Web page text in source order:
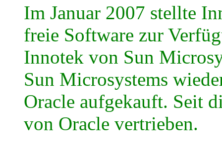
Im Januar 2007 stellte
freie Software zur
Innotek von Sun
Sun Microsystems
Oracle aufgekauft. Seit
von Oracle vertrieben.